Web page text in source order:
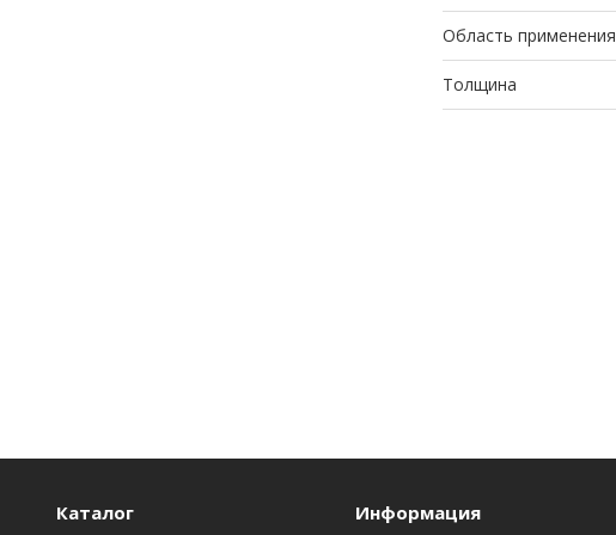
Область применения
Толщина
Каталог Информация